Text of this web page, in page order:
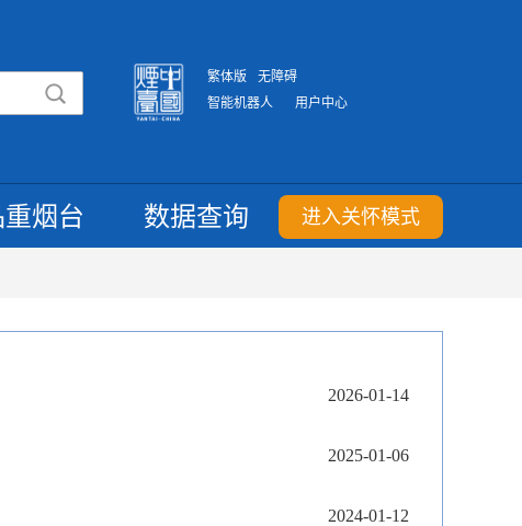
繁体版
无障碍
智能机器人
用户中心
重烟台 数据查询 进入关怀模式
2026-01-14
2025-01-06
2024-01-12